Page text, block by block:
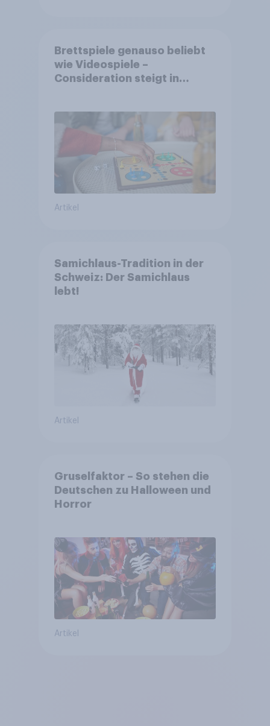
Brettspiele genauso beliebt
wie Videospiele –
Consideration steigt in
Artikel
Samichlaus-Tradition in der
Schweiz: Der Samichlaus
lebt!
Artikel
Gruselfaktor – So stehen die
Deutschen zu Halloween und
Horror
Artikel